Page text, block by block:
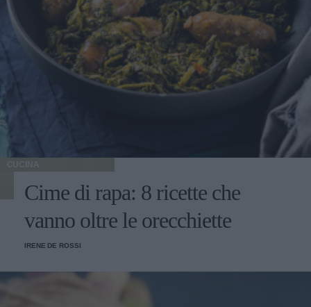
CUCINA
Cime di rapa: 8 ricette che
vanno oltre le orecchiette
IRENE DE ROSSI